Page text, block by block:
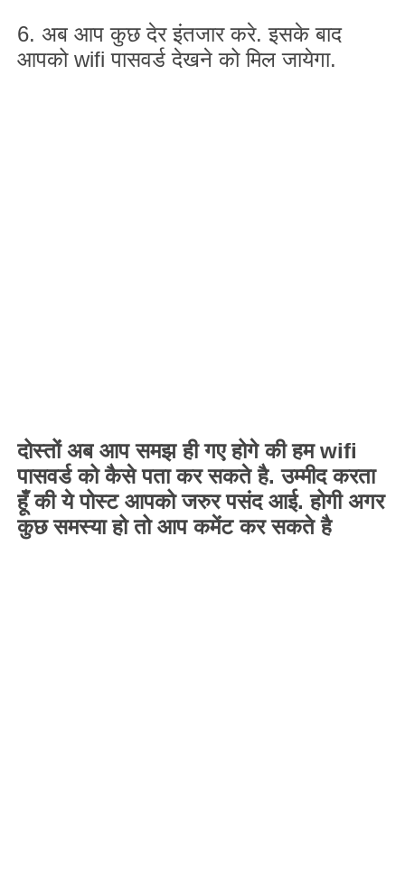
6. अब आप कुछ देर इंतजार करे. इसके बाद
आपकोwifiपासवर्ड देखने को मिल जायेगा.
दोस्तों अब आप समझ ही गए होगे की हमwifi
पासवर्ड को कैसे पता कर सकते है. उम्मीद करता
हूँ की ये पोस्ट आपको जरुर पसंद आई. होगी अगर
कुछ समस्या हो तो आप कमेंट कर सकते है